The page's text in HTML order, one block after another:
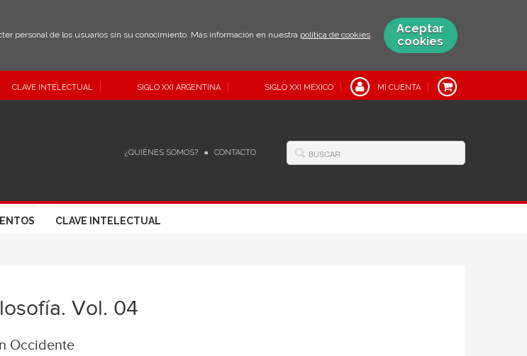
personal de los usuarios sin su conocimiento. Más información en nuestra política de cookies.
Aceptar
cookies
CLAVE INTELECTUAL SIGLO XXI ARGENTINA SIGLO XXI MÉXICO MI CUENTA
¿QUIÉNES SOMOS? CONTACTO
CLAVE INTELECTUAL
Vol. 04
Occidente